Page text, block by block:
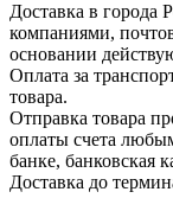
Доставка в города
компаниями,
основании
Оплата за
товара.
Отправка товара
оплаты счета
банке, банковская
Доставка до